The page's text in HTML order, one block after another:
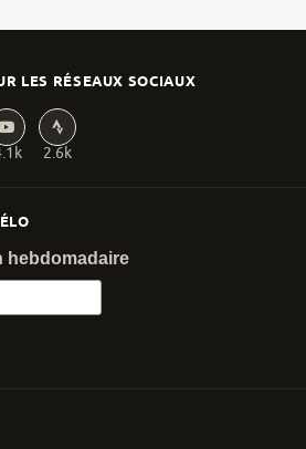
hebdomadaire
LES RÉSEAUX SOCIAUX
2.6k